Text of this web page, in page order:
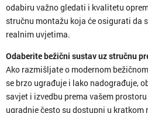
odabiru važno gledati i kvalitetu
stručnu montažu koja će osigurati da
realnim uvjetima.
Odaberite bežični sustav uz stručnu
Ako razmišljate o modernom
se brzo ugrađuje i lako nadograđuje,
savjet i izvedbu prema vašem
ugradnje često su dostupni u kratkom